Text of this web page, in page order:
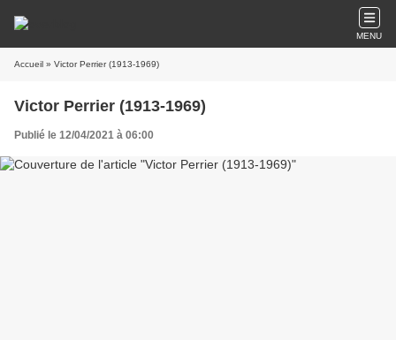
MENU
Accueil » Victor Perrier (1913-1969)
Victor Perrier (1913-1969)
Publié le 12/04/2021 à 06:00